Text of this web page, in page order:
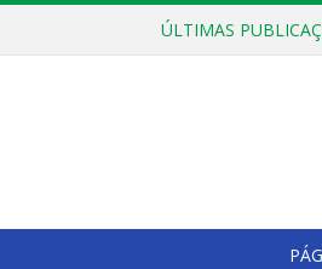
ÚLTIMAS